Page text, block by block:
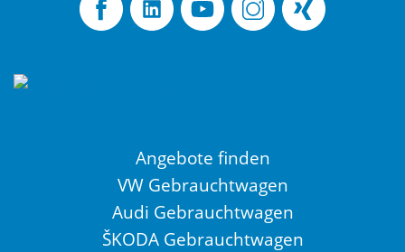
Angebote finden
VW Gebrauchtwagen
Audi Gebrauchtwagen
ŠKODA Gebrauchtwagen